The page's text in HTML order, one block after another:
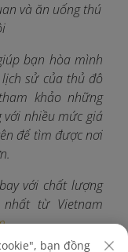
và ăn uống thú
bạn hòa mình
sử của thủ đô
khảo những
với nhiều mức giá
để tìm được nơi
với chất lượng
từ Vietnam
.
bạn đồng